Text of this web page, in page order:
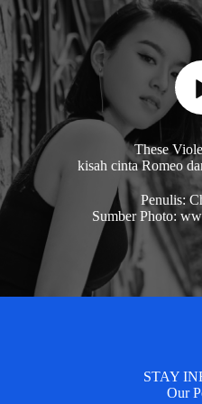
These
kisah cinta Romeo
Penulis:
Sumber Photo:
STAY
Our